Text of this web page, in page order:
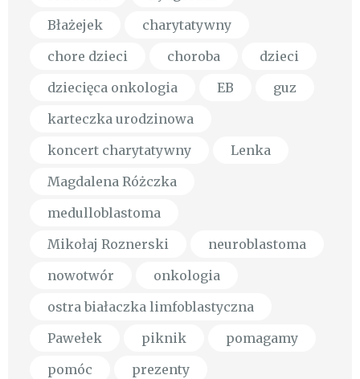
Błażejek
charytatywny
chore dzieci
choroba
dzieci
dziecięca onkologia
EB
guz
karteczka urodzinowa
koncert charytatywny
Lenka
Magdalena Różczka
medulloblastoma
Mikołaj Roznerski
neuroblastoma
nowotwór
onkologia
ostra białaczka limfoblastyczna
Pawełek
piknik
pomagamy
pomóc
prezenty